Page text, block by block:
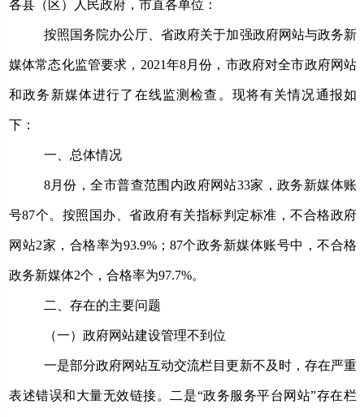
各县（区）人民政府，市直各单位：
按照国务院办公厅、省政府关于加强政府网站与政务新
媒体常态化监管要求， 2021年8月份，市政府对全市政府网站
和政务新媒体进行了在线监测检查。现将有关情况通报如
下：
一、总体情况
8月份，全市普查范围内政府网站33家，政务新媒体账
号87个。 按照国办、省政府有关指标判定标准，不合格政府
网站2家，合格率为93.9%；87个政务新媒体账号中，不合格
政务新媒体2个，合格率为97.7%。
二、存在的主要问题
（一）政府网站建设管理不到位
一是部分政府网站互动交流栏目更新不及时，存在严重
表述错误和大量无效链接。二是“政务服务平台网站”存在栏